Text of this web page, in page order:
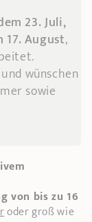
23. Juli,
August,
wünschen
sowie
von bis zu 16
oder groß wie